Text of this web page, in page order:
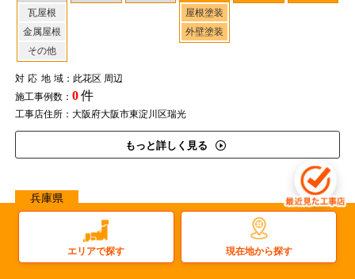
瓦屋根
金属屋根
その他
屋根塗装
外壁塗装
対応地域：此花区 周辺
施工事例数： 0件
工事店住所：大阪府大阪市東淀川区瑞光
もっと詳しく見る
兵庫県
若手スタッフが元気に対応。安心の自社施工で高品質の屋
根塗装・屋上防水に
エリアで探す 現在地から探す